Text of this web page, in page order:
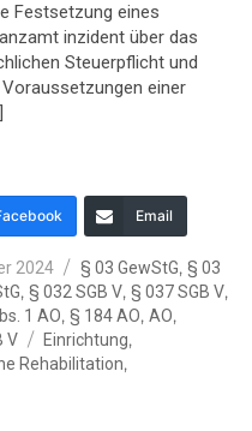
Festsetzung eines
inzident über das
Steuerpflicht und
einer
Email
2024 Kategorien
§ 03 GewStG, § 03
,§ 032 SGB V,§ 037 SGB V,
1 AO,§ 184 AO,AO,
V Schlagwörter
Einrichtung,
Rehabilitation,